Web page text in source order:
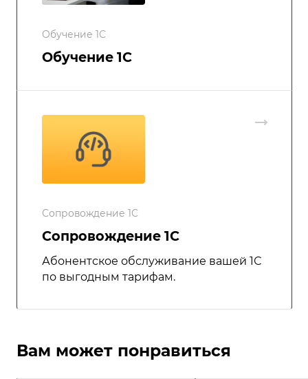
Обучение 1С
Обучение 1С
Сопровождение 1С
Сопровождение 1С
Абонентское обслуживание вашей 1С
по выгодным тарифам.
Вам может понравиться